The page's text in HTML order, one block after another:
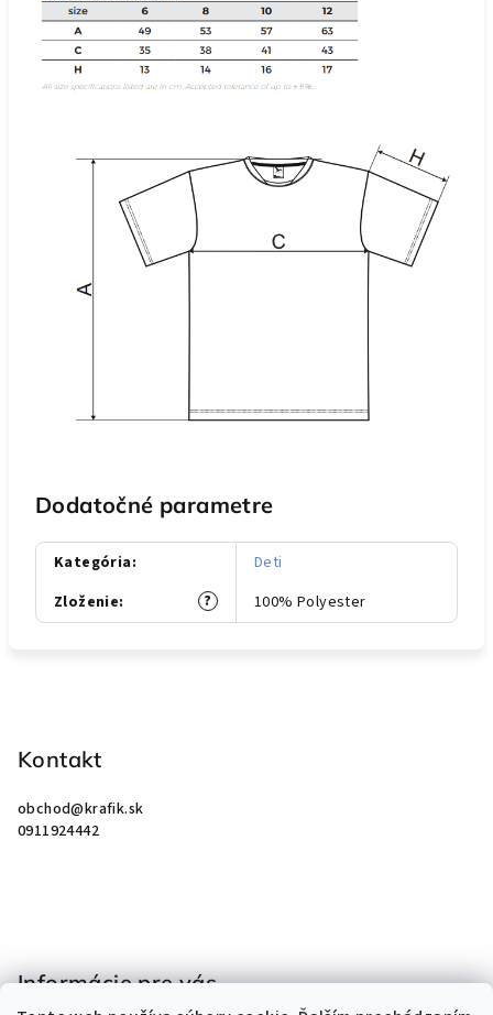
Dodatočné parametre
Kategória:
Deti
?
Zloženie: 100% Polyester
Kontakt
obchod@krafik.sk
0911924442
Informácie pre vás